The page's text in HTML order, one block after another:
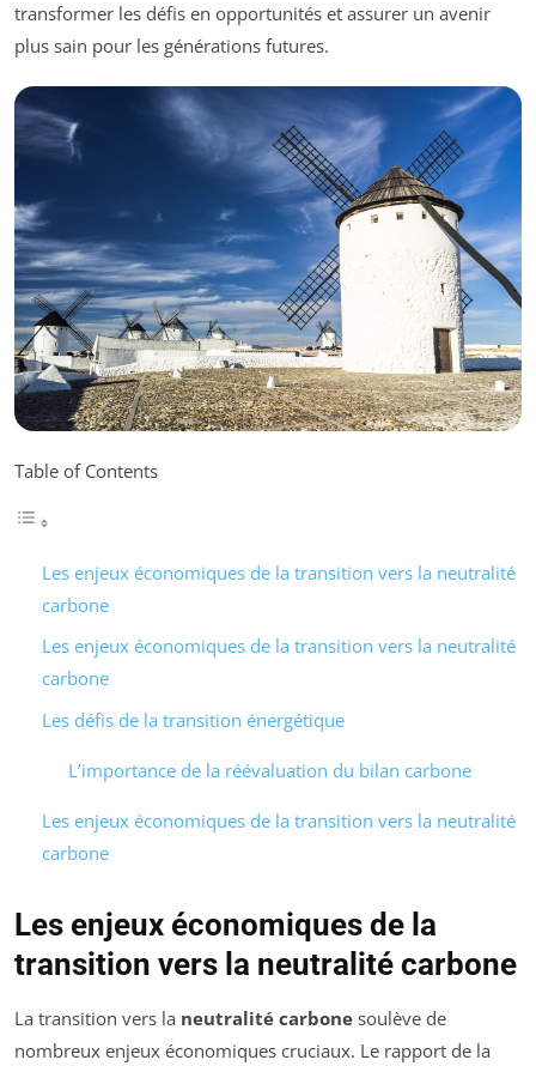
transformer les défis en opportunités et assurer un avenir
plus sain pour les générations futures.
Table of Contents
Les enjeux économiques de la transition vers la neutralité
carbone
Les enjeux économiques de la transition vers la neutralité
carbone
Les défis de la transition énergétique
L’importance de la réévaluation du bilan carbone
Les enjeux économiques de la transition vers la neutralité
carbone
Les enjeux économiques de la
transition vers la neutralité carbone
La transition vers la neutralité carbone soulève de
nombreux enjeux économiques cruciaux. Le rapport de la